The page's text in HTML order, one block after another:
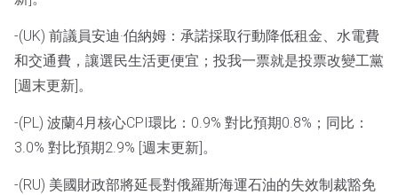
-(UK) 前議員安迪·伯納姆：承諾採取行動降低租金、水電費
和交通費，讓選民生活更便宜；投我一票就是投票改變工黨
[週末更新]。
-(PL) 波蘭4月核心CPI環比：0.9% 對比預期0.8%；同比：
3.0% 對比預期2.9% [週末更新]。
-(RU) 美國財政部將延長對俄羅斯海運石油的失效制裁豁免